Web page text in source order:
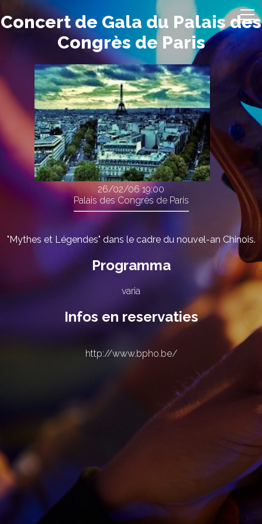
Concert de Gala du Palais des
Congrès de Paris
26/02/06 19:00
Palais des Congrès de Paris
"Mythes et Légendes" dans le cadre du nouvel-an Chinois.
Programma
varia
Infos en reservaties
http://www.bpho.be/